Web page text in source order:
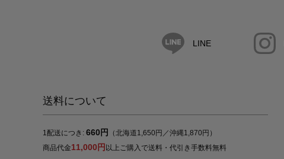
LINE
送料について
1配送につき: 660円
（北海道1,650円／沖縄1,870円）
商品代金11,000円 以上ご購入で送料・代引き手数料無料